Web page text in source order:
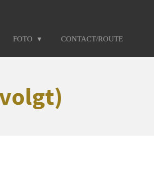
FOTO CONTACT/ROUTE